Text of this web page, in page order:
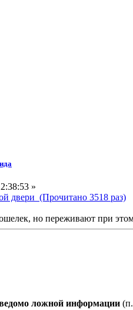
»
двери (Прочитано 3518 раз)
но переживают при
ложной информации